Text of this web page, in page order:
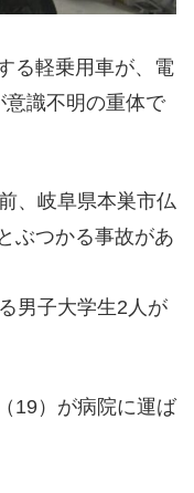
る軽乗用車が、電
識不明の重体で
、岐阜県本巣市仏
ぶつかる事故があ
男子大学生2人が
19）が病院に運ば